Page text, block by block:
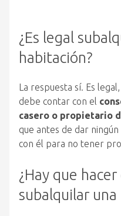
¿Es legal
habitación?
La respuesta sí. Es
debe contar con el
casero o propietario
que antes de dar
con él para no tener
¿Hay que
subalquilar